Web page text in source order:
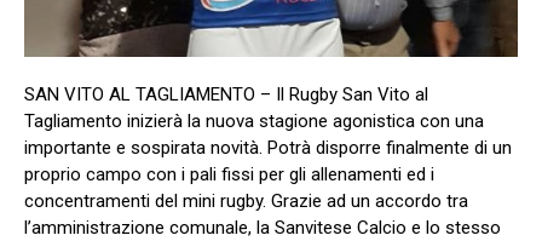
SAN VITO AL TAGLIAMENTO – Il Rugby San Vito al
Tagliamento inizierà la nuova stagione agonistica con una
importante e sospirata novità. Potrà disporre finalmente di un
proprio campo con i pali fissi per gli allenamenti ed i
concentramenti del mini rugby. Grazie ad un accordo tra
l’amministrazione comunale, la Sanvitese Calcio e lo stesso